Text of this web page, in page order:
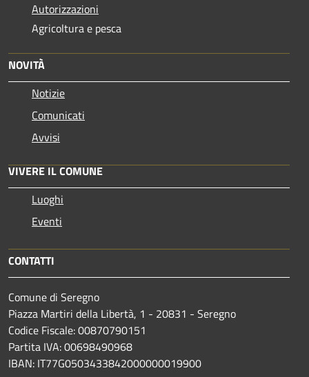
Autorizzazioni
Agricoltura e pesca
NOVITÀ
Notizie
Comunicati
Avvisi
VIVERE IL COMUNE
Luoghi
Eventi
CONTATTI
Comune di Seregno
Piazza Martiri della Libertà, 1 - 20831 - Seregno
Codice Fiscale: 00870790151
Partita IVA: 00698490968
IBAN: IT77G0503433842000000019900